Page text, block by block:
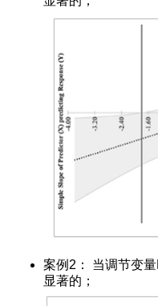
案例2： 当调节变
显著的；